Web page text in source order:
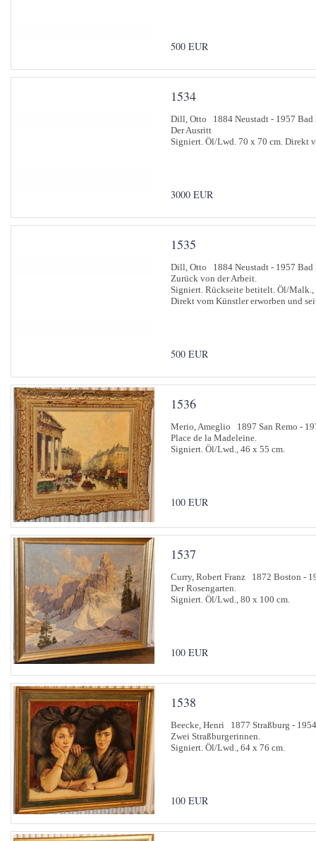
500 EUR
1534
Dill, Otto 1884 Neustadt - 1957 Bad
Der Ausritt
Signiert. Öl/Lwd. 70 x 70 cm. Direkt
3000 EUR
1535
Dill, Otto 1884 Neustadt - 1957 Bad
Zurück von der Arbeit.
Signiert. Rückseite betitelt. Öl/Malk.,
Direkt vom Künstler erworben und
500 EUR
1536
Merio, Ameglio 1897 San Remo -
Place de la Madeleine.
Signiert. Öl/Lwd., 46 x 55 cm.
100 EUR
1537
Curry, Robert Franz 1872 Boston -
Der Rosengarten.
Signiert. Öl/Lwd., 80 x 100 cm.
100 EUR
1538
Beecke, Henri 1877 Straßburg -
Zwei Straßburgerinnen.
Signiert. Öl/Lwd., 64 x 76 cm.
100 EUR